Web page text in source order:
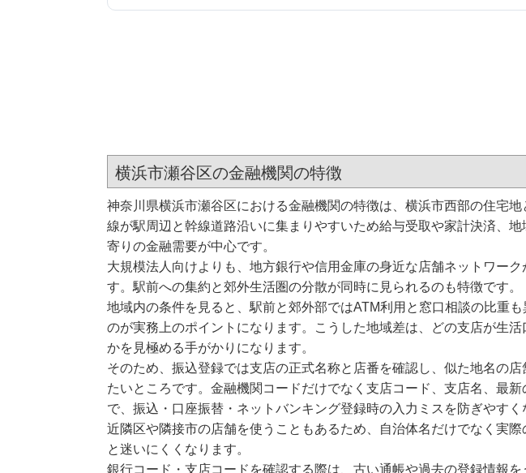
横浜市瀬谷区の金融機関の特徴
神奈川県横浜市瀬谷区における金融機関の特徴は、横浜市西部の住宅
線が駅周辺と幹線道路沿いに集まりやすいため給与受取や家計決済、
寄りの金融需要が中心です。
大規模法人向けよりも、地方銀行や信用金庫の身近な店舗ネットワー
す。駅前への集約と郊外生活圏の分散が同時に見られるのも特徴です。
地域内の条件を見ると、駅前と郊外部ではATM利用と窓口相談の比重
のが実務上のポイントになります。こうした地域差は、どの支店が生
かを見極める手がかりになります。
そのため、振込登録では支店の正式名称と店番を確認し、似た地名の
たいところです。金融機関コードだけでなく支店コード、支店名、最
で、振込・口座振替・ネットバンキング登録時の入力ミスを防ぎやすく
近隣区や隣接市の店舗を使うこともあるため、自治体名だけでなく実際
と迷いにくくなります。
銀行コード・支店コードを確認する際は、古い通帳や過去の登録情報